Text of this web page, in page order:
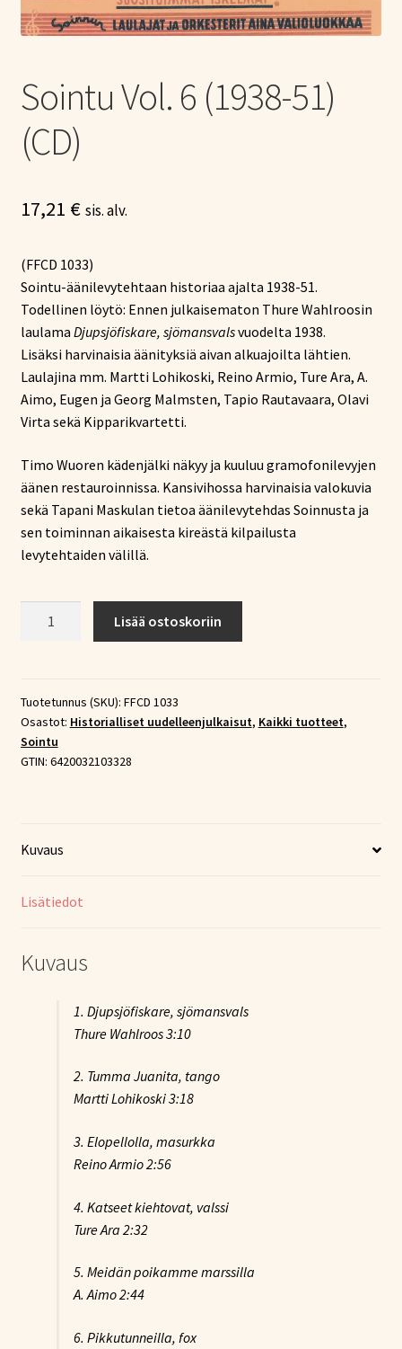
Sointu Vol. 6 (1938-51)
(CD)
17,21 € sis. alv.
(FFCD 1033)
Sointu-äänilevytehtaan historiaa ajalta 1938-51.
Todellinen löytö: Ennen julkaisematon Thure Wahlroosin
laulama Djupsjöfiskare, sjömansvalsvuodelta 1938.
Lisäksi harvinaisia äänityksiä aivan alkuajoilta lähtien.
Laulajina mm. Martti Lohikoski, Reino Armio, Ture Ara, A.
Aimo, Eugen ja Georg Malmsten, Tapio Rautavaara, Olavi
Virta sekä Kipparikvartetti.
Timo Wuoren kädenjälki näkyy ja kuuluu gramofonilevyjen
äänen restauroinnissa. Kansivihossa harvinaisia valokuvia
sekä Tapani Maskulan tietoa äänilevytehdas Soinnusta ja
sen toiminnan aikaisesta kireästä kilpailusta
levytehtaiden välillä.
51)
(CD)
määrä
Lisää ostoskoriin
Tuotetunnus (SKU): FFCD 1033
Osastot: Historialliset uudelleenjulkaisut, Kaikki tuotteet,
Sointu
GTIN: 6420032103328
Kuvaus
Lisätiedot
Kuvaus
1. Djupsjöfiskare, sjömansvals
Thure Wahlroos 3:10
2. Tumma Juanita, tango
Martti Lohikoski 3:18
3. Elopellolla, masurkka
Reino Armio 2:56
4. Katseet kiehtovat, valssi
Ture Ara 2:32
5. Meidän poikamme marssilla
A. Aimo 2:44
6. Pikkutunneilla, fox